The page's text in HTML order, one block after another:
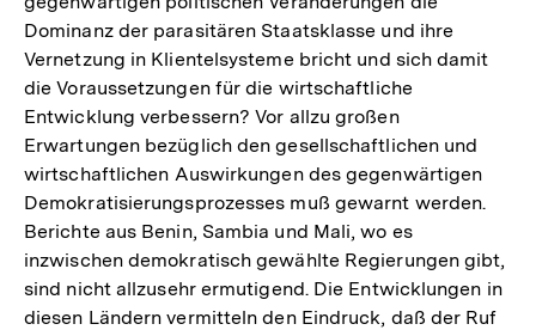
Dominanz der parasitären Staatsklasse und ihre
Vernetzung in Klientelsysteme bricht und sich damit
die Voraussetzungen für die wirtschaftliche
Entwicklung verbessern? Vor allzu großen
Erwartungen bezüglich den gesellschaftlichen und
wirtschaftlichen Auswirkungen des gegenwärtigen
Demokratisierungsprozesses muß gewarnt werden.
Berichte aus Benin, Sambia und Mali, wo es
inzwischen demokratisch gewählte Regierungen gibt,
sind nicht allzusehr ermutigend. Die Entwicklungen in
diesen Ländern vermitteln den Eindruck, daß der Ruf